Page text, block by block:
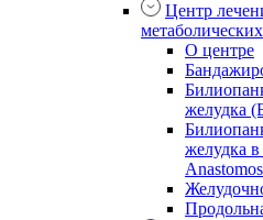
Центр
О центре
желудка
желудка